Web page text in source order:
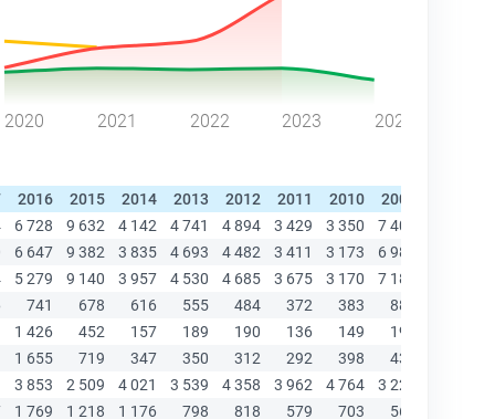
2020 2021 2022 2023 2024
2016 2015 2014 2013 2012 2011 2010 2009